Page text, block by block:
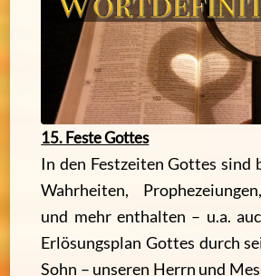
15. Feste Gottes
In den Festzeiten Gottes sind
Wahrheiten,
und mehr enthalten – u.a.
Erlösungsplan Gottes durch
Sohn – unseren Herrn und